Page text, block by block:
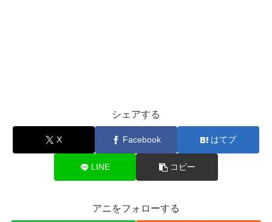
シェアする
X Facebook はてブ
LINE コピー
アニをフォローする